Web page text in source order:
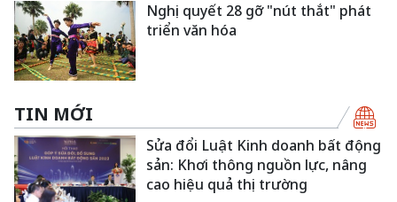
Nghị quyết 28 gỡ "nút thắt" phát
triển văn hóa
TIN MỚI
Sửa đổi Luật Kinh doanh bất động
sản: Khơi thông nguồn lực, nâng
cao hiệu quả thị trường